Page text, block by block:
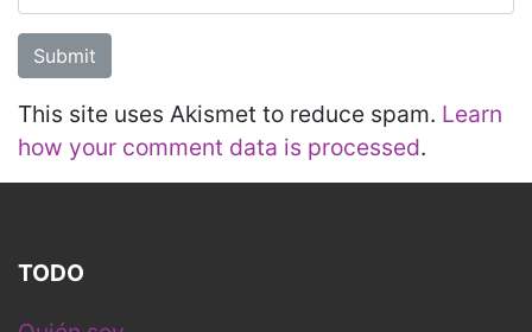
This site uses Akismet to reduce spam. Learn
how your comment data is processed.
TODO